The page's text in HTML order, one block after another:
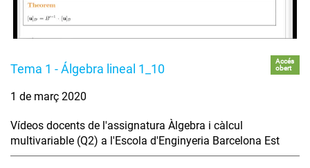
Tema 1 - Álgebra lineal 1_10
Accés
obert
1 de març 2020
Vídeos docents de l'assignatura Àlgebra i càlcul
multivariable (Q2) a l'Escola d'Enginyeria Barcelona Est